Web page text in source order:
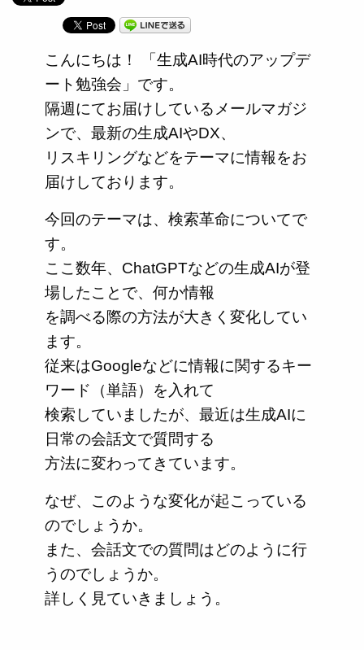
こんにちは！ 「生成AI時代のアップデ
ート勉強会」です。
隔週にてお届けしているメールマガジ
ンで、最新の生成AIやDX、
リスキリングなどをテーマに情報をお
届けしております。
今回のテーマは、検索革命についてで
す。
ここ数年、ChatGPTなどの生成AIが登
場したことで、何か情報
を調べる際の方法が大きく変化してい
ます。
従来はGoogleなどに情報に関するキー
ワード（単語）を入れて
検索していましたが、最近は生成AIに
日常の会話文で質問する
方法に変わってきています。
なぜ、このような変化が起こっている
のでしょうか。
また、会話文での質問はどのように行
うのでしょうか。
詳しく見ていきましょう。